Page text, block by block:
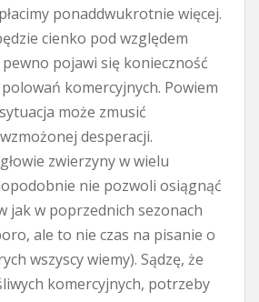
ponaddwukrotnie więcej.
cienko pod względem
pojawi się konieczność
komercyjnych. Powiem
może zmusić
desperacji.
zwierzyny w wielu
nie pozwoli osiągnąć
jak w poprzednich sezonach
ale to nie czas na pisanie o
wszyscy wiemy). Sądzę, że
komercyjnych, potrzeby